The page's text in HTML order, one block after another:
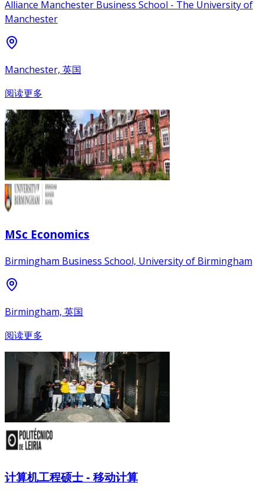
Alliance Manchester Business School - The University of
Manchester
Manchester, 英国
阅读更多
MSc Economics
Birmingham Business School, University of Birmingham
Birmingham, 英国
阅读更多
计算机工程硕士 - 移动计算